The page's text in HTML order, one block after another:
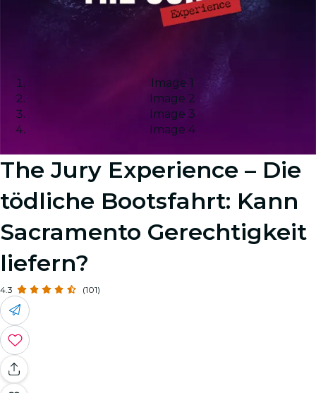
Image 1
Image 2
Image 3
Image 4
The Jury Experience – Die
tödliche Bootsfahrt: Kann
Sacramento Gerechtigkeit
liefern?
4.3 (101)